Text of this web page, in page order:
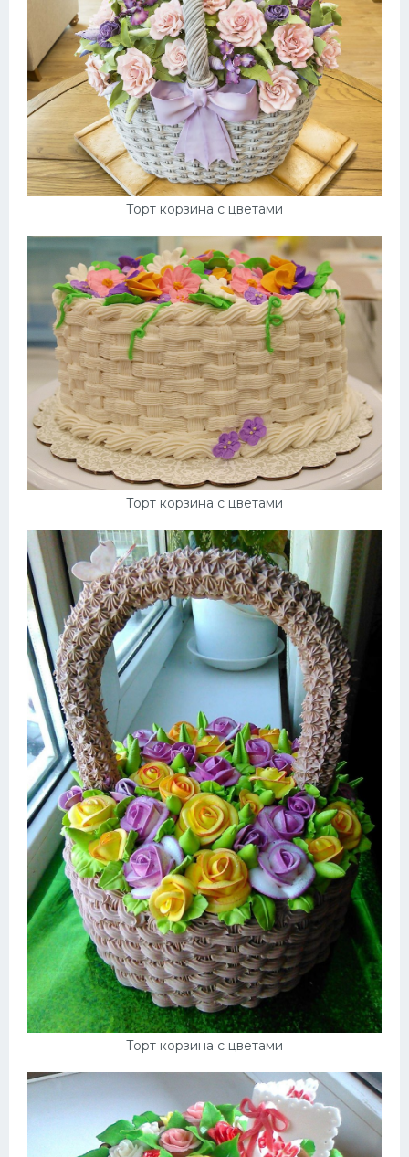
Торт корзина с цветами
Торт корзина с цветами
Торт корзина с цветами